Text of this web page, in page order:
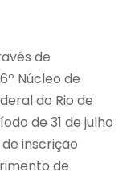
de
Núcleo de
do Rio de
de 31 de julho
inscrição
de